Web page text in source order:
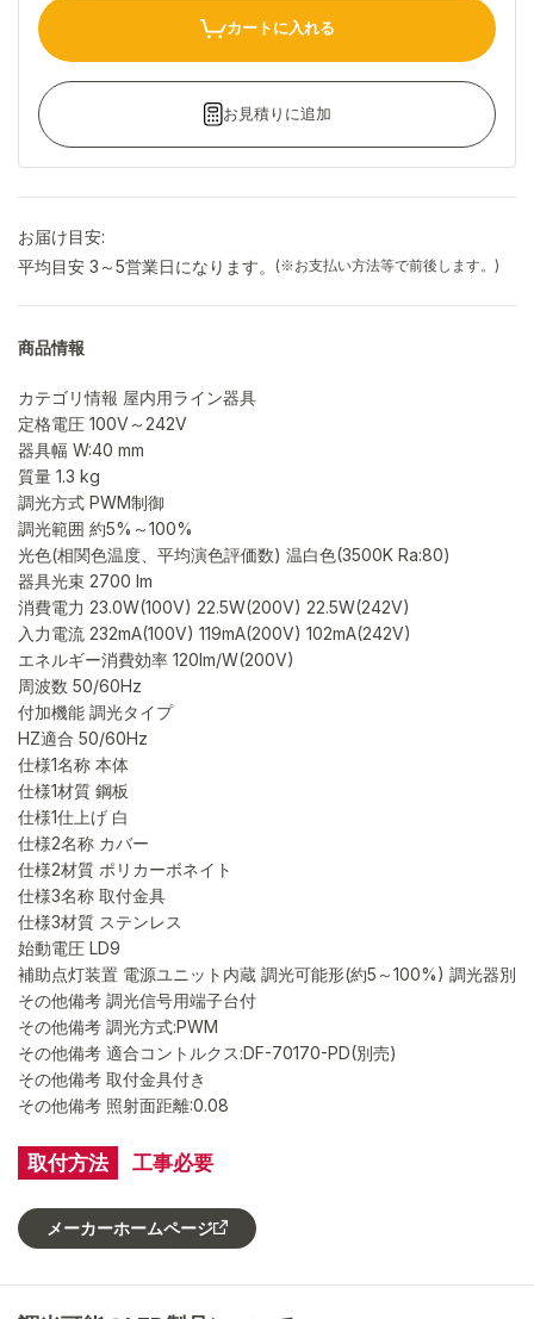
取付方法 工事必要
カートに入れる
お見積りに追加
お届け目安:
平均目安 3～5営業日になります。
(※お支払い方法等で前後します。)
商品情報
カテゴリ情報 屋内用ライン器具
定格電圧 100V～242V
器具幅 W:40 mm
質量 1.3 kg
調光方式 PWM制御
調光範囲 約5%～100%
光色(相関色温度、平均演色評価数) 温白色(3500K Ra:80)
器具光束 2700 lm
消費電力 23.0W(100V) 22.5W(200V) 22.5W(242V)
入力電流 232mA(100V) 119mA(200V) 102mA(242V)
エネルギー消費効率 120lm/W(200V)
周波数 50/60Hz
付加機能 調光タイプ
HZ適合 50/60Hz
仕様1名称 本体
仕様1材質 鋼板
仕様1仕上げ 白
仕様2名称 カバー
仕様2材質 ポリカーボネイト
仕様3名称 取付金具
仕様3材質 ステンレス
始動電圧 LD9
補助点灯装置 電源ユニット内蔵 調光可能形(約5～100%) 調光器別
その他備考 調光信号用端子台付
その他備考 調光方式:PWM
その他備考 適合コントルクス:DF-70170-PD(別売)
その他備考 取付金具付き
その他備考 照射面距離:0.08
メーカーホームページ